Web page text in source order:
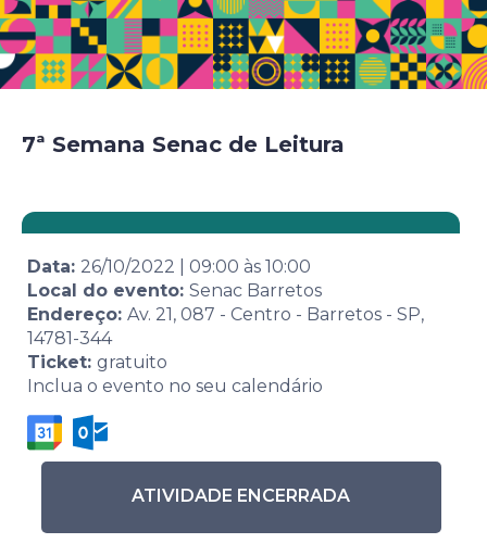
7ª Semana Senac de Leitura
Data: 26/10/2022 09:00 às 10:00
Local do evento: Senac Barretos
Endereço: Av. 21, 087 - Centro - Barretos - SP,
14781-344
Ticket: gratuito
Inclua o evento no seu calendário
ATIVIDADE ENCERRADA